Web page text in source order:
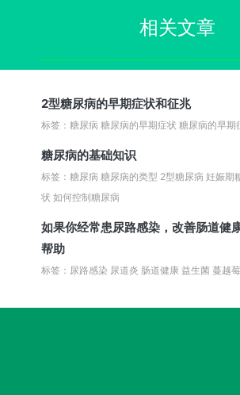
相关文章
2型糖尿病的早期症状和征兆
标签：糖尿病 糖尿病的早期症状 糖尿病的早期
糖尿病的基础知识
标签：糖尿病 糖尿病的类型 2型糖尿病 妊娠期
状 如何控制糖尿病
如果你经常患尿路感染，改善肠道健
帮助
标签：尿路感染 尿道炎 肠道健康 益生菌 蔓越莓